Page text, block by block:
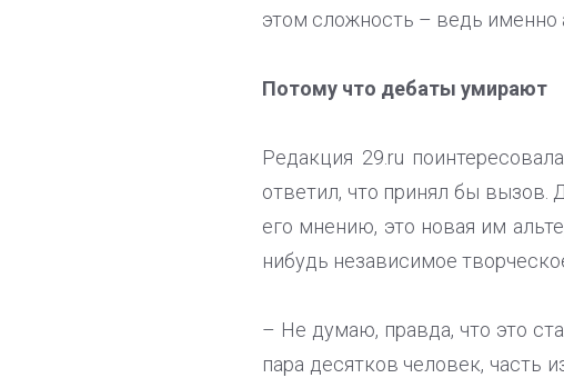
этом сложность – ведь именно
Потому что дебаты умирают
Редакция 29.ru
ответил, что принял бы вызов.
его мнению, это новая им
нибудь независимое
– Не думаю, правда, что это
пара десятков человек, часть